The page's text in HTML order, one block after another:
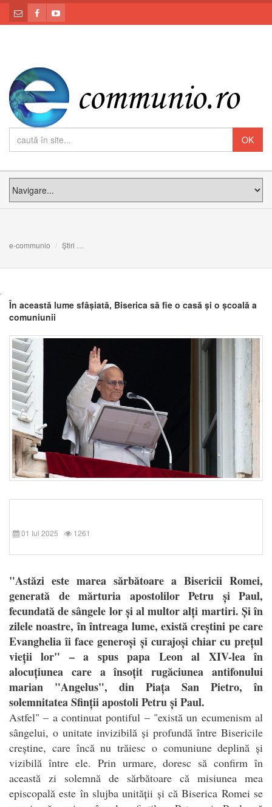
e-communio Știri
În această lume sfâșiată, Biserica să fie o casă și o școală a
comuniunii
01 Iul 2025 1261
"Astăzi este marea sărbătoare a Bisericii Romei,
generată de mărturia apostolilor Petru și Paul,
fecundată de sângele lor și al multor alți martiri. Și în
zilele noastre, în întreaga lume, există creștini pe care
Evanghelia îi face generoși și curajoși chiar cu prețul
vieții lor" – a spus papa Leon al XIV-lea în
alocuțiunea care a însoțit rugăciunea antifonului
marian "Angelus", din Piața San Pietro, în
solemnitatea Sfinții apostoli Petru și Paul.
Astfel" – a continuat pontiful – "există un ecumenism al
sângelui, o unitate invizibilă și profundă între Bisericile
creștine, care încă nu trăiesc o comuniune deplină și
vizibilă între ele. Prin urmare, doresc să confirm în
această zi solemnă de sărbătoare că misiunea mea
episcopală este în slujba unității și că Biserica Romei se